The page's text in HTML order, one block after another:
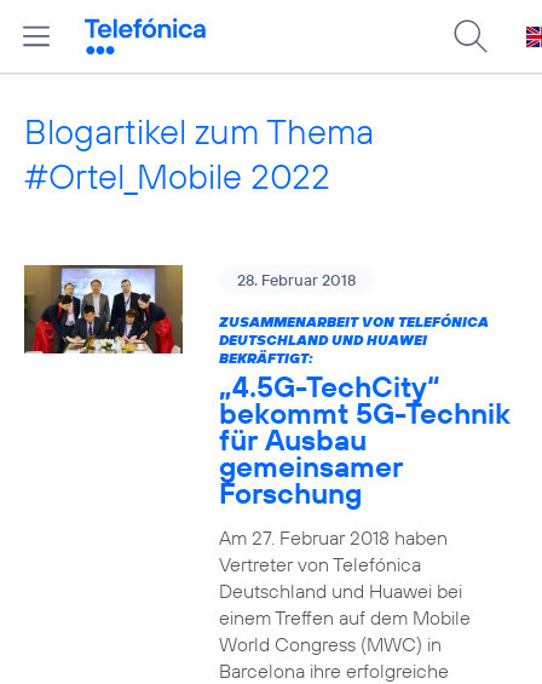
Blogartikel zum Thema
#Ortel_Mobile 2022
28. Februar 2018
ZUSAMMENARBEIT VON TELEFÓNICA
DEUTSCHLAND UND HUAWEI
BEKRÄFTIGT:
„4.5G-TechCity“
bekommt 5G-Technik
für Ausbau
gemeinsamer
Forschung
Am 27. Februar 2018 haben
Vertreter von Telefónica
Deutschland und Huawei bei
einem Treffen auf dem Mobile
World Congress (MWC) in
Barcelona ihre erfolgreiche